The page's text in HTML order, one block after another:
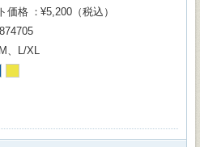
価格
¥5,200（税込）
、L/XL